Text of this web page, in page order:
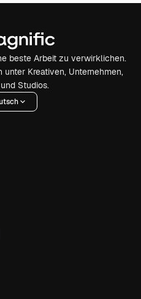
beste Arbeit zu verwirklichen.
Kreativen, Unternehmen,
Studios.